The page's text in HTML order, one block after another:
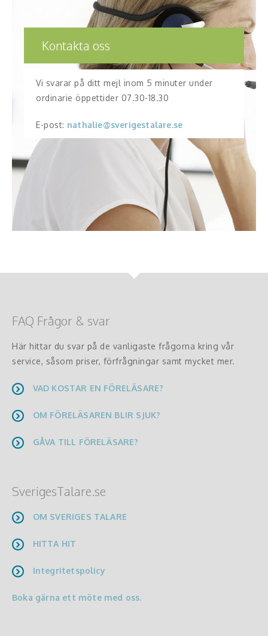
Kontakta oss
Vi svarar på ditt mejl inom 5 minuter under
ordinarie öppettider 07.30-18.30
E-post: nathalie@sverigestalare.se
FAQ Frågor & svar
Här hittar du svar på de vanligaste frågorna kring vår
service, såsom priser, förfrågningar samt mycket mer.
VAD KOSTAR EN FÖRELÄSARE?
OM FÖRELÄSAREN BLIR SJUK?
GÅVA TILL FÖRELÄSARE?
SverigesTalare.se
OM SVERIGES TALARE
HITTA HIT
Integritetspolicy
Boka gärna ett möte med oss.